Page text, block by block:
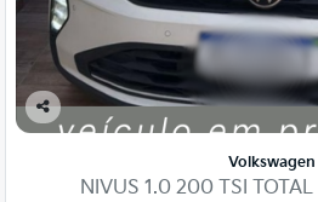
Co
Volkswagen
NIVUS 1.0 200 TSI